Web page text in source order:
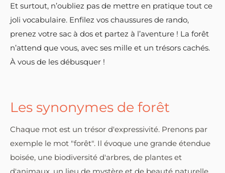
Et surtout, n’oubliez pas de mettre en pratique tout ce
joli vocabulaire. Enfilez vos chaussures de rando,
prenez votre sac à dos et partez à l’aventure ! La forêt
n’attend que vous, avec ses mille et un trésors cachés.
À vous de les débusquer !
Les synonymes de forêt
Chaque mot est un trésor d'expressivité. Prenons par
exemple le mot "forêt". Il évoque une grande étendue
boisée, une biodiversité d'arbres, de plantes et
d'animaux, un lieu de mystère et de beauté naturelle.